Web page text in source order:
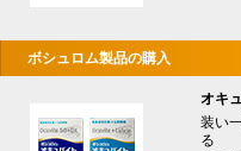
ボシュロム製品の購入
オキ
装い
る